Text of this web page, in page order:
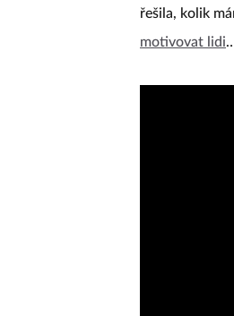
řešila, kolik
motivovat lidi